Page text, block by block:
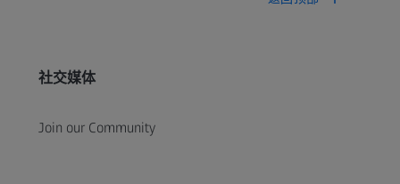
社交媒体
Join our Community